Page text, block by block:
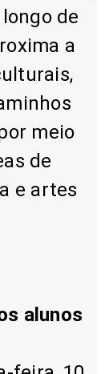
de
a
meio
de
e artes
alunos